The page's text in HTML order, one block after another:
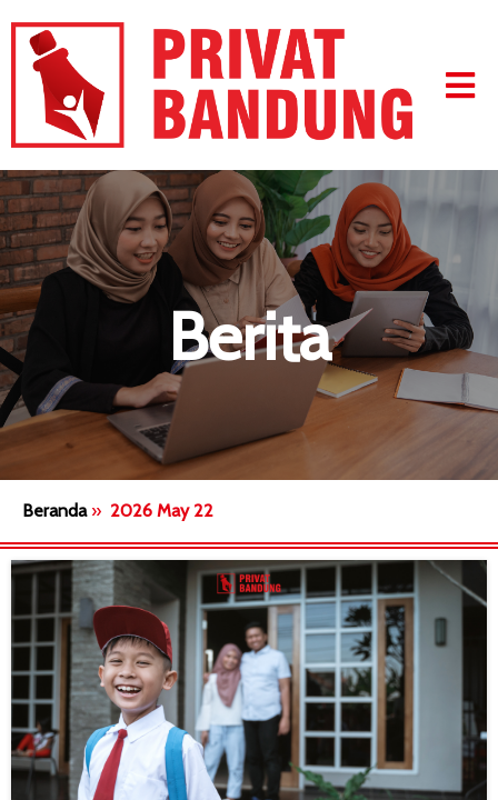
Berita
Beranda» 2026 May 22